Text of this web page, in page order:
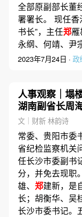
全部原副部长董
署署长。 现任
书长”，主任郑雁
永纲、何靖、
2023年7月24日 · 政
人事观察｜塌
湖南副省长周
市长
文｜财新 林韵诗
常委、贵阳市委
省纪检监察机关
任长沙市委副书
分，并免去现职
雄、 郑建新，是
长；胡衡华、吴
长沙市委书记